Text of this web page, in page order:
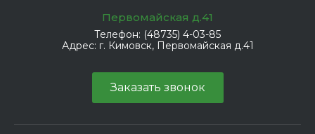
Первомайская д.41
Телефон: (48735) 4-03-85
Адрес: г. Кимовск, Первомайская д.41
Заказать звонок